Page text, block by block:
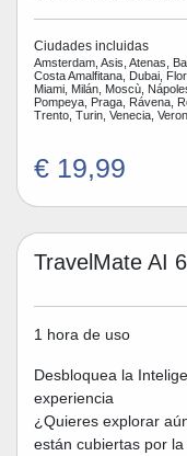
Ciudades incluidas
Amsterdam, Asis, Atenas,
Costa Amalfitana, Dubai,
Miami, Milán, Moscù,
Pompeya, Praga, Rávena,
Trento, Turin, Venecia,
€ 19,99
TravelMate AI
1 hora de uso
Desbloquea la
experiencia
¿Quieres explorar
están cubiertas por